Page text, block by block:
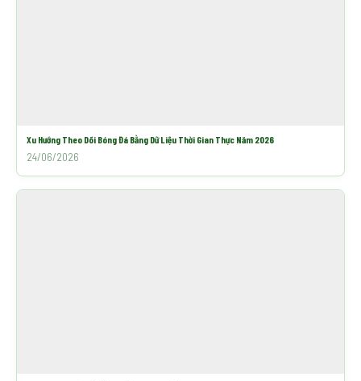
Xu Hướng Theo Dõi Bóng Đá Bằng Dữ Liệu Thời Gian Thực Năm 2026
24/06/2026